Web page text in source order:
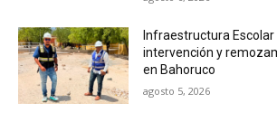
Infraestructura Escolar
intervención y
en Bahoruco
agosto 5, 2026